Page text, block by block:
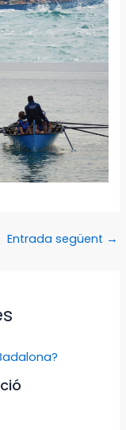
Entrada següent →